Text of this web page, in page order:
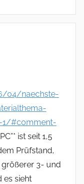
04/naechste-
1/#comment-
ist seit 1,5
Prüfstand,
3- und
es sieht